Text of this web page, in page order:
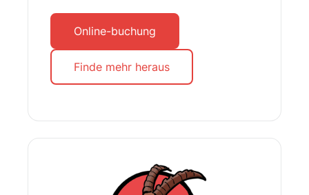
Online-buchung
Finde mehr heraus